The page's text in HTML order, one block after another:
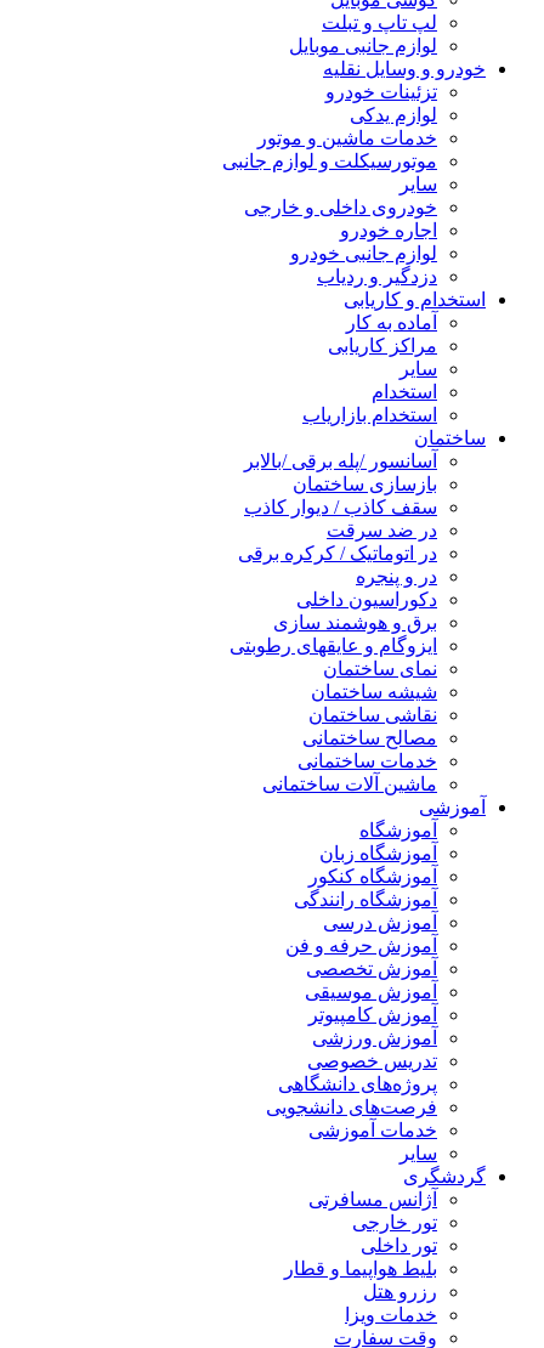
لپ تاپ و تبلت
لوازم جانبی موبایل
خودرو و وسایل نقلیه
تزئینات خودرو
لوازم یدکی
خدمات ماشین و موتور
موتورسیکلت و لوازم جانبی
سایر
خودروی داخلی و خارجی
اجاره خودرو
لوازم جانبی خودرو
دزدگیر و ردیاب
استخدام و کاریابی
آماده به کار
مراکز کاریابی
سایر
استخدام
استخدام بازاریاب
ساختمان
آسانسور /پله برقی /بالابر
بازسازی ساختمان
سقف کاذب / دیوار کاذب
در ضد سرقت
در اتوماتیک / کرکره برقی
در و پنجره
دکوراسیون داخلی
برق و هوشمند سازی
ایزوگام و عایقهای رطوبتی
نمای ساختمان
شیشه ساختمان
نقاشی ساختمان
مصالح ساختمانی
خدمات ساختمانی
ماشین آلات ساختمانی
آموزشی
آموزشگاه
آموزشگاه زبان
آموزشگاه کنکور
آموزشگاه رانندگی
آموزش درسی
آموزش حرفه و فن
آموزش تخصصی
آموزش موسیقی
آموزش کامپیوتر
آموزش ورزشی
تدریس خصوصی
پروژه‌های دانشگاهی
فرصت‌های دانشجویی
خدمات آموزشی
سایر
گردشگری
آژانس مسافرتی
تور خارجی
تور داخلی
بلیط هواپیما و قطار
رزرو هتل
خدمات ویزا
وقت سفارت